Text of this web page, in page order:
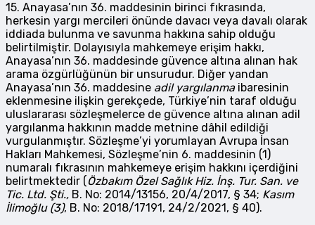
15. Anayasa’nın 36. maddesinin birinci fıkrasında,
herkesin yargı mercileri önünde davacı veya davalı olarak
iddiada bulunma ve savunma hakkına sahip olduğu
belirtilmiştir. Dolayısıyla mahkemeye erişim hakkı,
Anayasa’nın 36. maddesinde güvence altına alınan hak
arama özgürlüğünün bir unsurudur. Diğer yandan
Anayasa’nın 36. maddesine adil yargılanmaibaresinin
eklenmesine ilişkin gerekçede, Türkiye’nin taraf olduğu
uluslararası sözleşmelerce de güvence altına alınan adil
yargılanma hakkının madde metnine dâhil edildiği
vurgulanmıştır. Sözleşme’yi yorumlayan Avrupa İnsan
Hakları Mahkemesi, Sözleşme’nin 6. maddesinin (1)
numaralı fıkrasının mahkemeye erişim hakkını içerdiğini
belirtmektedir ( Özbakım Özel Sağlık Hiz. İnş. Tur. San. ve
Tic. Ltd. Şti., B. No: 2014/13156, 20/4/2017, § 34; Kasım
İlimoğlu (3), B. No: 2018/17191, 24/2/2021, § 40).